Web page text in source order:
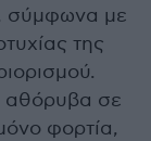
σύμφωνα με
της
αθόρυβα σε
φορτία,